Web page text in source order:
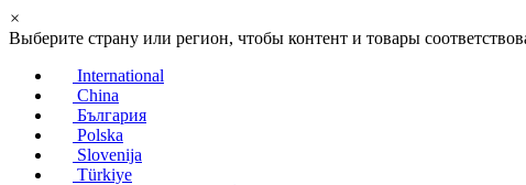
×
Выберите страну или регион, чтобы контент и товары
International
China
България
Polska
Slovenija
Türkiye